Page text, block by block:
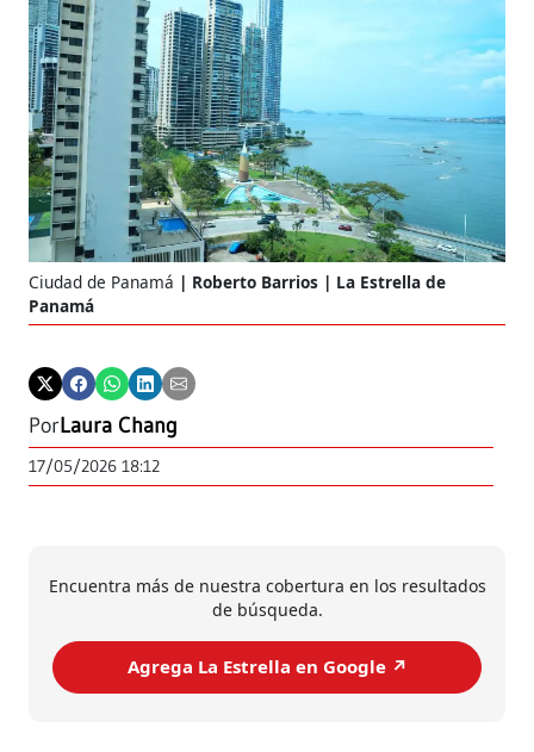
Ciudad de Panamá
Roberto Barrios | La Estrella de
Panamá
PorLaura Chang
17/05/2026 18:12
Encuentra más de nuestra cobertura en los resultados
de búsqueda.
Agrega La Estrella en Google ↗️